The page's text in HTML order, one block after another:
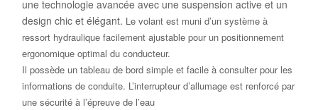
une technologie avancée avec une suspension active et un
design chic et élégant. Le volant est muni d’un système à
ressort hydraulique facilement ajustable pour un positionnement
ergonomique optimal du conducteur.
Il possède un tableau de bord simple et facile à consulter pour les
informations de conduite. L’interrupteur d’allumage est renforcé par
une sécurité à l’épreuve de l’eau